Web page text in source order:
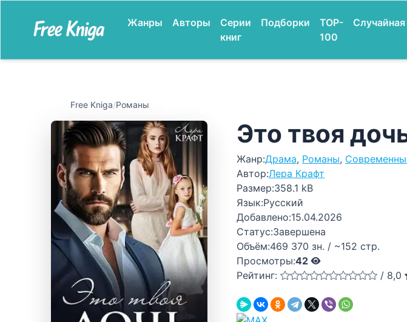
Жанры Авторы
Серии
книг
Подборки
TOP-
100
Случайная
Free Kniga/Романы
Это твоя
Жанр:Драма, Романы,
Автор:Лера Крафт
Размер:358.1 kB
Язык:Русский
Добавлено:15.04.2026
Статус:Завершена
Объём:469 370 зн. / ~152 стр.
Просмотры:42
Рейтинг:
/ 8,0